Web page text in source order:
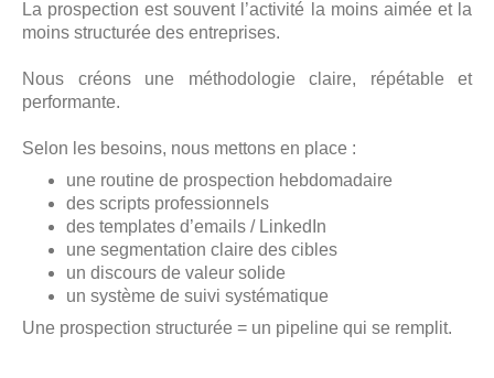
La prospection est souvent l’activité la moins aimée et la
moins structurée des entreprises.
Nous créons une méthodologie claire, répétable et
performante.
Selon les besoins, nous mettons en place :
une routine de prospection hebdomadaire
des scripts professionnels
des templates d’emails / LinkedIn
une segmentation claire des cibles
un discours de valeur solide
un système de suivi systématique
Une prospection structurée = un pipeline qui se remplit.